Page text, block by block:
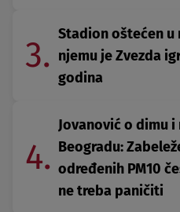
3.
Stadion oštećen u
njemu je Zvezda
godina
4.
Jovanović o dimu
Beogradu:
određenih PM10
ne treba paničiti